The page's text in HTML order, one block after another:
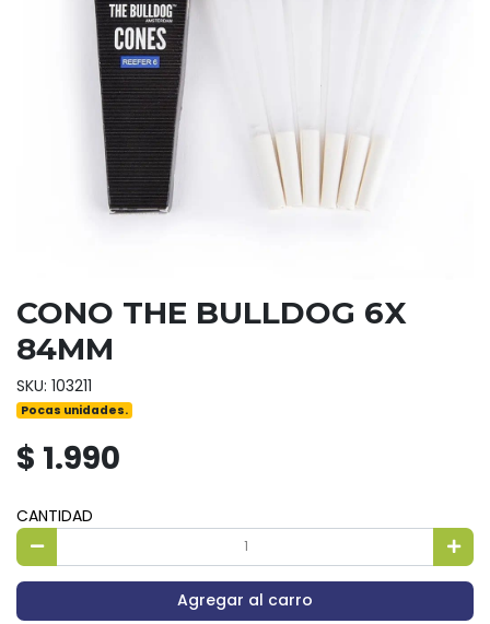
CONO THE BULLDOG 6X
84MM
SKU: 103211
Pocas unidades.
$ 1.990
CANTIDAD
Agregar al carro